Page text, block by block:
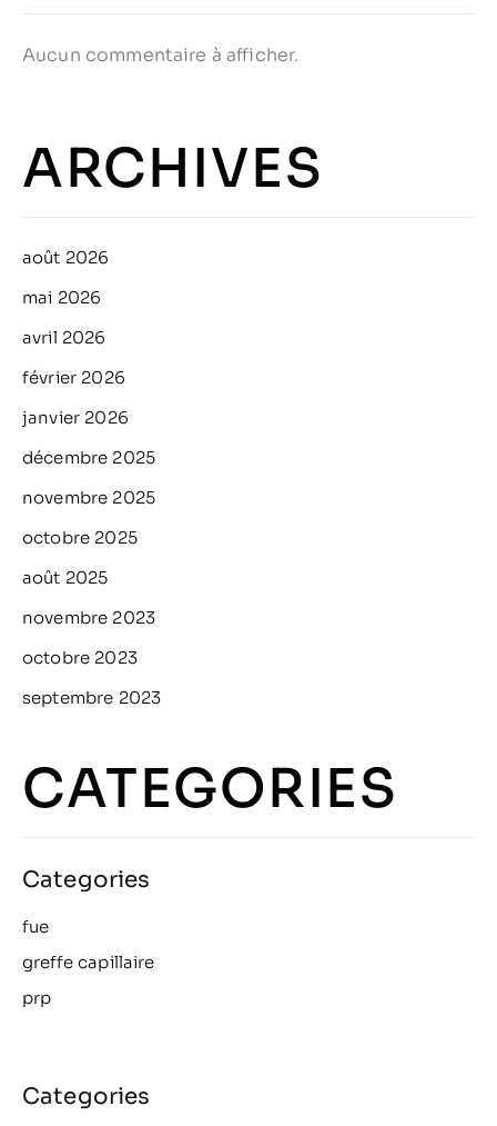
Aucun commentaire à afficher.
ARCHIVES
août 2026
mai 2026
avril 2026
février 2026
janvier 2026
décembre 2025
novembre 2025
octobre 2025
août 2025
novembre 2023
octobre 2023
septembre 2023
CATEGORIES
fue
greffe capillaire
prp